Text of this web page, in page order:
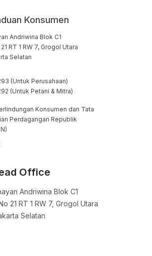
Konsumen
Andriwina Blok C1
RT 1 RW 7, Grogol Utara
Selatan
(Untuk Perusahaan)
(Untuk Petani & Mitra)
Konsumen dan Tata
Perdagangan Republik
Office
Andriwina Blok C1
21 RT 1 RW 7, Grogol Utara
Selatan